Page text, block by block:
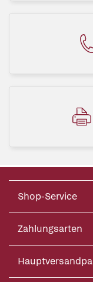
Shop-Service
Zahlungsarten